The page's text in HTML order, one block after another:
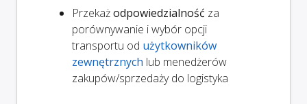
Przekażodpowiedzialność za
porównywanie i wybór opcji
transportu od użytkowników
zewnętrznych lub menedżerów
zakupów/sprzedaży do logistyka